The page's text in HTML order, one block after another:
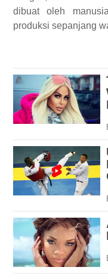
dibuat oleh
produksi sepanjang